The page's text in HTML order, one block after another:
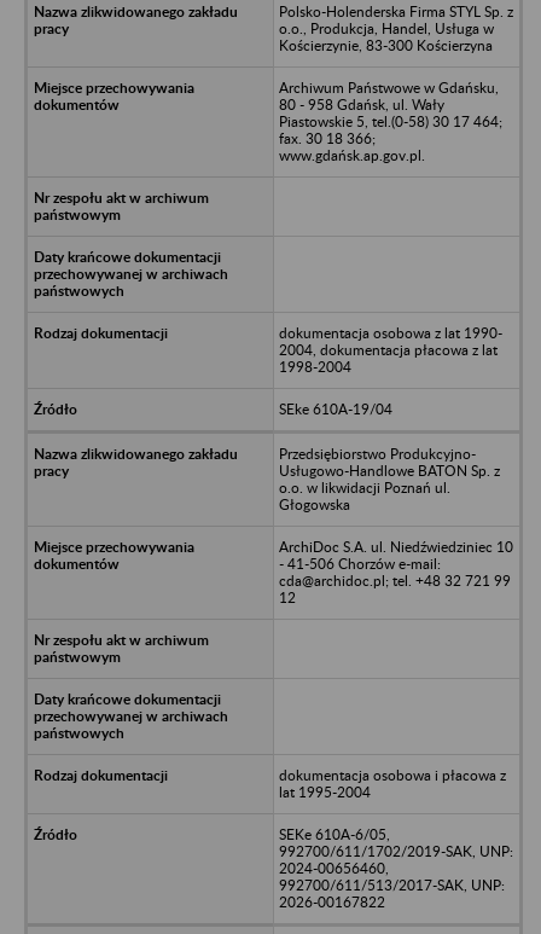
Polsko-Holenderska Firma STYL Sp. z
o.o., Produkcja, Handel, Usługa w
Kościerzynie, 83-300 Kościerzyna
Archiwum Państwowe w Gdańsku,
80 - 958 Gdańsk, ul. Wały
Piastowskie 5, tel.(0-58) 30 17 464;
fax. 30 18 366;
www.gdańsk.ap.gov.pl.
dokumentacja osobowa z lat 1990-
2004, dokumentacja płacowa z lat
1998-2004
SEke 610A-19/04
Przedsiębiorstwo Produkcyjno-
Usługowo-Handlowe BATON Sp. z
o.o. w likwidacji Poznań ul.
Głogowska
ArchiDoc S.A. ul. Niedźwiedziniec 10
- 41-506 Chorzów e-mail:
cda@archidoc.pl; tel. +48 32 721 99
12
dokumentacja osobowa i płacowa z
lat 1995-2004
SEKe 610A-6/05,
992700/611/1702/2019-SAK, UNP:
2024-00656460,
992700/611/513/2017-SAK, UNP:
2026-00167822